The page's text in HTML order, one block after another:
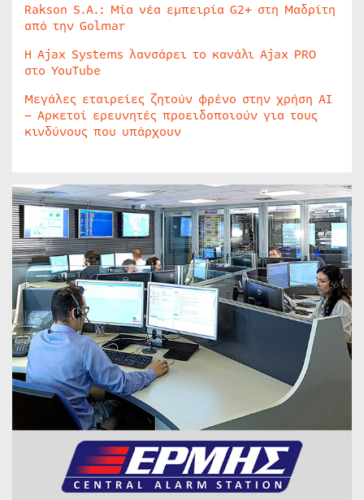
Rakson S.A.: Μία νέα εμπειρία G2+ στη Μαδρίτη
από την Golmar
Η Ajax Systems λανσάρει το κανάλι Ajax PRO
στο YouTube
Μεγάλες εταιρείες ζητούν φρένο στην χρήση AI
– Αρκετοί ερευνητές προειδοποιούν για τους
κινδύνους που υπάρχουν